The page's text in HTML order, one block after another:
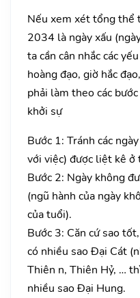
Nếu xem xét tổng thể
2034 là ngày xấu
ta cần cân nhắc các
hoàng đạo, giờ hắc
phải làm theo các
khởi sự
Bước 1: Tránh các
với việc) được liệt kê ở
Bước 2: Ngày không
(ngũ hành của ngày
của tuổi).
Bước 3: Căn cứ sao
có nhiều sao Đại Cát
Thiên n, Thiên Hỷ, …
nhiều sao Đại Hung.